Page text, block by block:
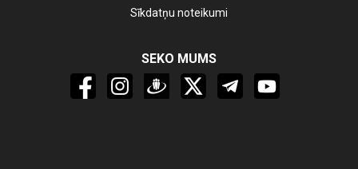
Sīkdatņu noteikumi
SEKO MUMS